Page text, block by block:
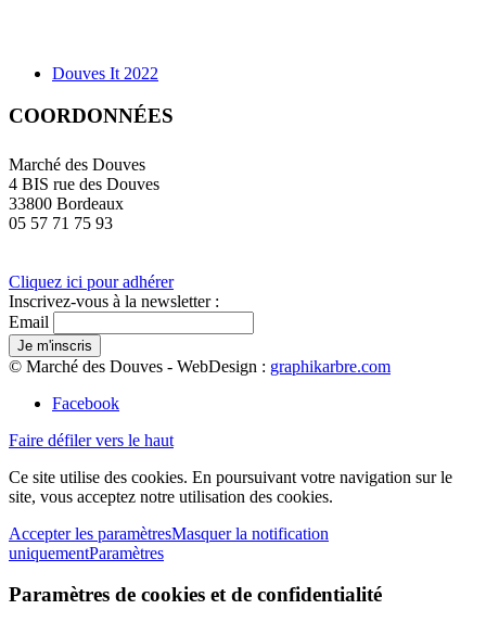
Douves It 2022
COORDONNÉES
Marché des Douves
4 BIS rue des Douves
33800 Bordeaux
05 57 71 75 93
Cliquez ici pour adhérer
Inscrivez-vous à la newsletter :
Email
© Marché des Douves - WebDesign : graphikarbre.com
Facebook
Faire défiler vers le haut
Ce site utilise des cookies. En poursuivant votre navigation sur le
site, vous acceptez notre utilisation des cookies.
Accepter les paramètresMasquer la notification
uniquementParamètres
Paramètres de cookies et de confidentialité